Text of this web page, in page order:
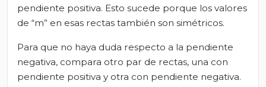
pendiente positiva. Esto sucede porque los valores
de “m” en esas rectas también son simétricos.
Para que no haya duda respecto a la pendiente
negativa, compara otro par de rectas, una con
pendiente positiva y otra con pendiente negativa.